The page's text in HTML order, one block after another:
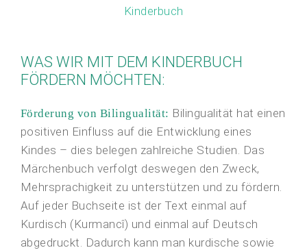
Kinderbuch
WAS WIR MIT DEM KINDERBUCH
FÖRDERN MÖCHTEN:
Förderung von Bilingualität: Bilingualität hat einen
positiven Einfluss auf die Entwicklung eines
Kindes – dies belegen zahlreiche Studien. Das
Märchenbuch verfolgt deswegen den Zweck,
Mehrsprachigkeit zu unterstützen und zu fördern.
Auf jeder Buchseite ist der Text einmal auf
Kurdisch (Kurmancî) und einmal auf Deutsch
abgedruckt. Dadurch kann man kurdische sowie